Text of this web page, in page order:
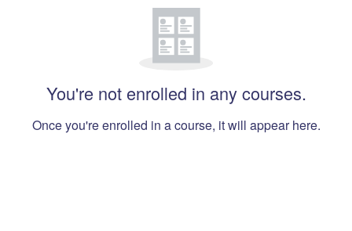
You're not enrolled in any courses.
Once you're enrolled in a course, it will appear here.